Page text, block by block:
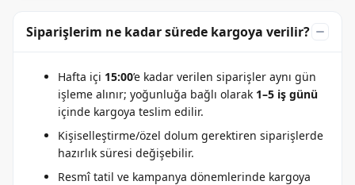
Siparişlerim ne kadar sürede kargoya verilir?
Hafta içi 15:00’e kadar verilen siparişler aynı gün
işleme alınır; yoğunluğa bağlı olarak 1–5 iş günü
içinde kargoya teslim edilir.
Kişiselleştirme/özel dolum gerektiren siparişlerde
hazırlık süresi değişebilir.
Resmî tatil ve kampanya dönemlerinde kargoya